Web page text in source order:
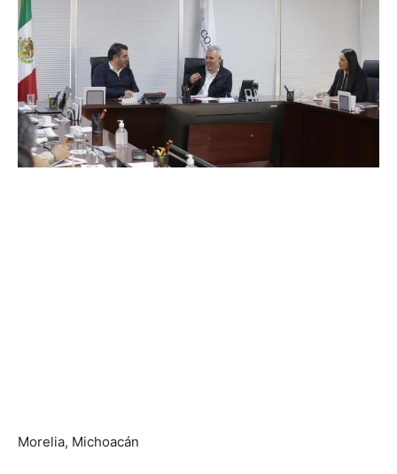
Morelia, Michoacán